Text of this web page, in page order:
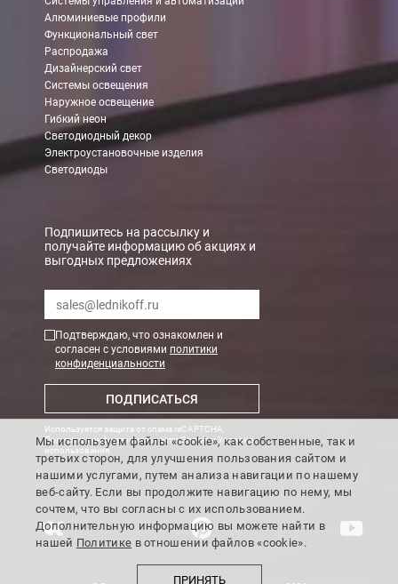
Алюминиевые профили
Функциональный свет
Распродажа
Дизайнерский свет
Системы освещения
Наружное освещение
Гибкий неон
Светодиодный декор
Электроустановочные изделия
Светодиоды
Подпишитесь на рассылку и
получайте информацию об акциях и
выгодных предложениях
Подтверждаю, что ознакомлен и
согласен с условиями политики
конфиденциальности
ПОДПИСАТЬСЯ
Используется защита от спама reCAPTCHA,
Политика конфиденциальности GoogleиУсловия
использования
Мы используем файлы «cookie», как собственные, так и
третьих сторон, для улучшения пользования сайтом и
нашими услугами, путем анализа навигации по нашему
веб-сайту. Если вы продолжите навигацию по нему, мы
сочтем, что вы согласны с их использованием.
Дополнительную информацию вы можете найти в
нашей Политике в отношении файлов «cookie».
ПРИНЯТЬ